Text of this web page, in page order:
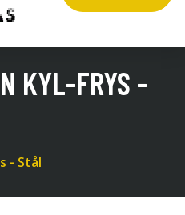
KYL-FRYS -
- Stål